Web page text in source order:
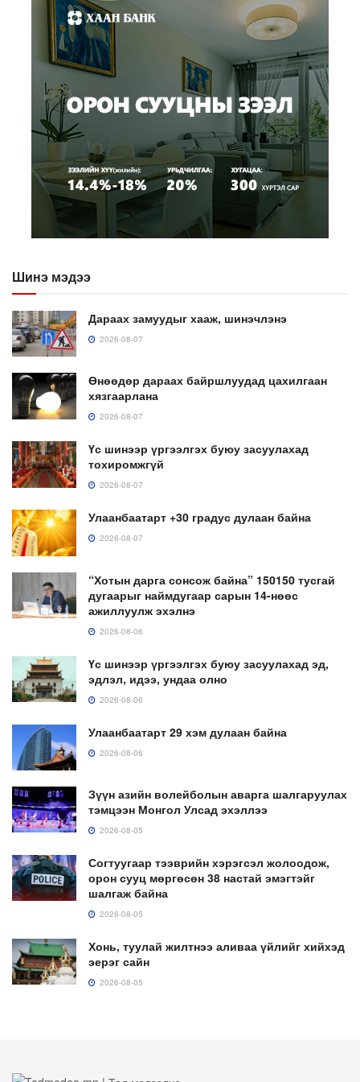
Шинэ мэдээ
Дараах замуудыг хааж, шинэчлэнэ
2026-08-07
Өнөөдөр дараах байршлуудад цахилгаан
хязгаарлана
2026-08-07
Үс шинээр үргээлгэх буюу засуулахад
тохиромжгүй
2026-08-07
Улаанбаатарт +30 градус дулаан байна
2026-08-07
“Хотын дарга сонсож байна” 150150 тусгай
дугаарыг наймдугаар сарын 14-нөөс
ажиллуулж эхэлнэ
2026-08-06
Үс шинээр үргээлгэх буюу засуулахад эд,
эдлэл, идээ, ундаа олно
2026-08-06
Улаанбаатарт 29 хэм дулаан байна
2026-08-06
Зүүн азийн волейболын аварга шалгаруулах
тэмцээн Монгол Улсад эхэллээ
2026-08-05
Согтуугаар тээврийн хэрэгсэл жолоодож,
орон сууц мөргөсөн 38 настай эмэгтэйг
шалгаж байна
2026-08-05
Хонь, туулай жилтнээ аливаа үйлийг хийхэд
эерэг сайн
2026-08-05